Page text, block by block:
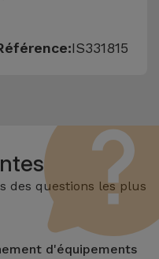
IS331815
des questions les plus
d'équipements